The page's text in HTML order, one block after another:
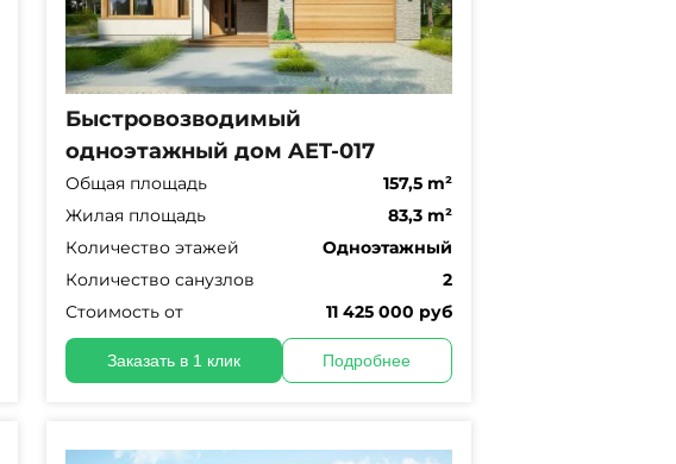
Быстровозводимый
одноэтажный дом AET-017
Общая площадь
157,5 m²
Жилая площадь
83,3 m²
Количество этажей
Одноэтажный
Количество санузлов
2
Стоимость от
11 425 000 руб
Заказать в 1 клик Подробнее